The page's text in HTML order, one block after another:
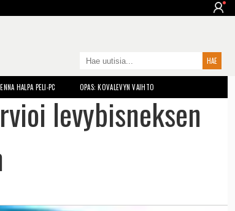
HALPA PELI-PC OPAS: KOVALEVYN VAIHTO
levybisneksen